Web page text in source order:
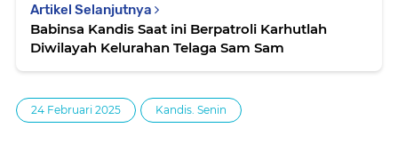
Artikel Selanjutnya
Babinsa Kandis Saat ini Berpatroli Karhutlah
Diwilayah Kelurahan Telaga Sam Sam
24 Februari 2025 Kandis. Senin